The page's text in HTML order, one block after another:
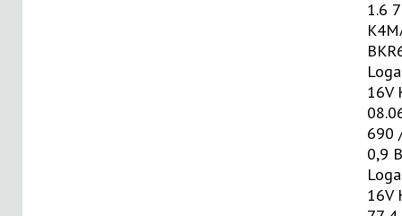
1.6
16V
690
0,9
16V